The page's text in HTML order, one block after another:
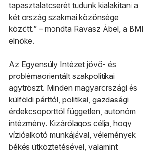
tapasztalatcserét tudunk kialakítani a
két ország szakmai közönsége
között.” – mondta Ravasz Ábel, a BMI
elnöke.
Az Egyensúly Intézet jövő- és
problémaorientált szakpolitikai
agytröszt. Minden magyarországi és
külföldi párttól, politikai, gazdasági
érdekcsoporttól független, autonóm
intézmény. Kizárólagos célja, hogy
vízióalkotó munkájával, vélemények
békés ütköztetésével, valamint